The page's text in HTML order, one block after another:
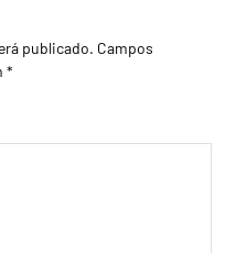
publicado. Campos
*